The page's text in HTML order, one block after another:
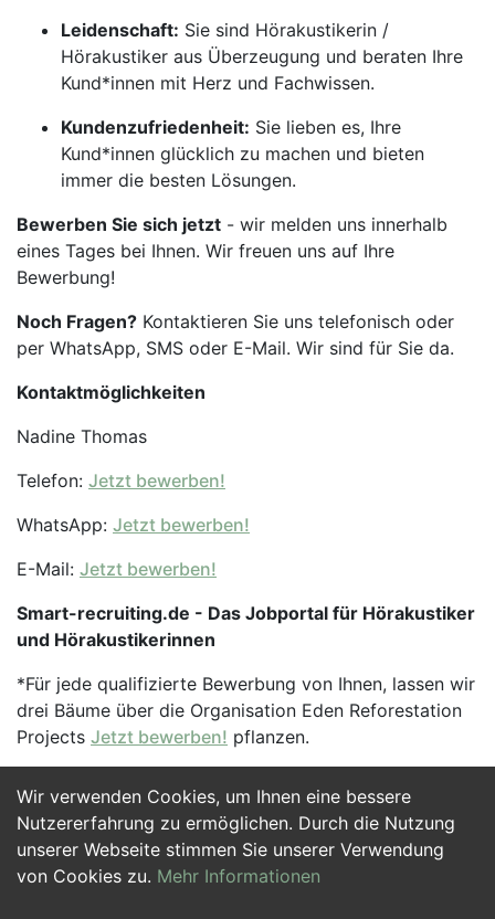
Wir verwenden Cookies, um Ihnen eine bessere
Nutzererfahrung zu ermöglichen. Durch die Nutzung
unserer Webseite stimmen Sie unserer Verwendung
von Cookies zu. Mehr Informationen
Leidenschaft: Sie sind Hörakustikerin /
Hörakustiker aus Überzeugung und beraten Ihre
Kund*innen mit Herz und Fachwissen.
Kundenzufriedenheit: Sie lieben es, Ihre
Kund*innen glücklich zu machen und bieten
immer die besten Lösungen.
Bewerben Sie sich jetzt - wir melden uns innerhalb
eines Tages bei Ihnen. Wir freuen uns auf Ihre
Bewerbung!
Noch Fragen? Kontaktieren Sie uns telefonisch oder
per WhatsApp, SMS oder E-Mail. Wir sind für Sie da.
Kontaktmöglichkeiten
Nadine Thomas
Telefon: Jetzt bewerben!
WhatsApp: Jetzt bewerben!
E-Mail: Jetzt bewerben!
Smart-recruiting.de - Das Jobportal für Hörakustiker
und Hörakustikerinnen
*Für jede qualifizierte Bewerbung von Ihnen, lassen wir
drei Bäume über die Organisation Eden Reforestation
Projects Jetzt bewerben! pflanzen.
Jetzt Bewerben